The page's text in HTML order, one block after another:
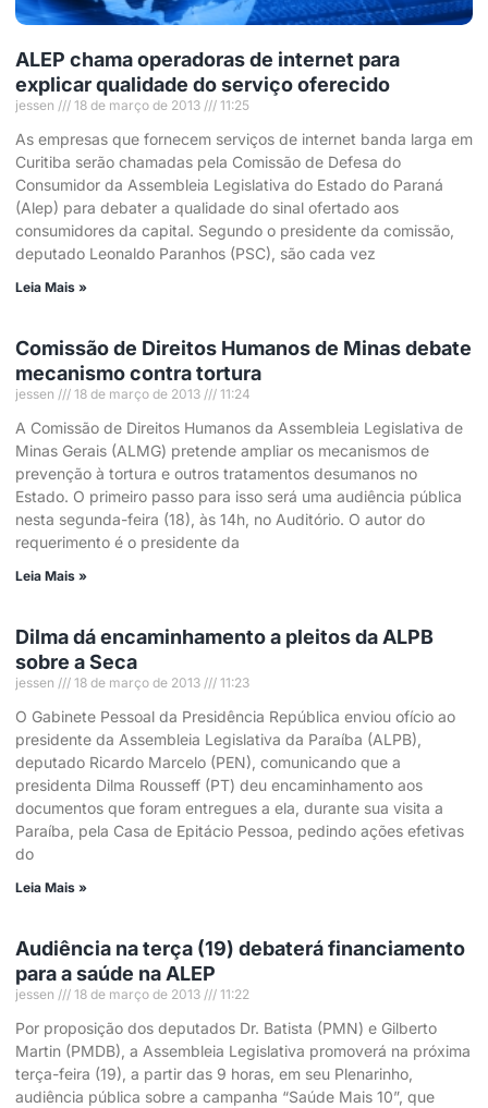
ALEP chama operadoras de internet para
explicar qualidade do serviço oferecido
jessen 18 de março de 2013 11:25
As empresas que fornecem serviços de internet banda larga em
Curitiba serão chamadas pela Comissão de Defesa do
Consumidor da Assembleia Legislativa do Estado do Paraná
(Alep) para debater a qualidade do sinal ofertado aos
consumidores da capital. Segundo o presidente da comissão,
deputado Leonaldo Paranhos (PSC), são cada vez
Leia Mais »
Comissão de Direitos Humanos de Minas debate
mecanismo contra tortura
jessen 18 de março de 2013 11:24
A Comissão de Direitos Humanos da Assembleia Legislativa de
Minas Gerais (ALMG) pretende ampliar os mecanismos de
prevenção à tortura e outros tratamentos desumanos no
Estado. O primeiro passo para isso será uma audiência pública
nesta segunda-feira (18), às 14h, no Auditório. O autor do
requerimento é o presidente da
Leia Mais »
Dilma dá encaminhamento a pleitos da ALPB
sobre a Seca
jessen 18 de março de 2013 11:23
O Gabinete Pessoal da Presidência República enviou ofício ao
presidente da Assembleia Legislativa da Paraíba (ALPB),
deputado Ricardo Marcelo (PEN), comunicando que a
presidenta Dilma Rousseff (PT) deu encaminhamento aos
documentos que foram entregues a ela, durante sua visita a
Paraíba, pela Casa de Epitácio Pessoa, pedindo ações efetivas
do
Leia Mais »
Audiência na terça (19) debaterá financiamento
para a saúde na ALEP
jessen 18 de março de 2013 11:22
Por proposição dos deputados Dr. Batista (PMN) e Gilberto
Martin (PMDB), a Assembleia Legislativa promoverá na próxima
terça-feira (19), a partir das 9 horas, em seu Plenarinho,
audiência pública sobre a campanha “Saúde Mais 10”, que